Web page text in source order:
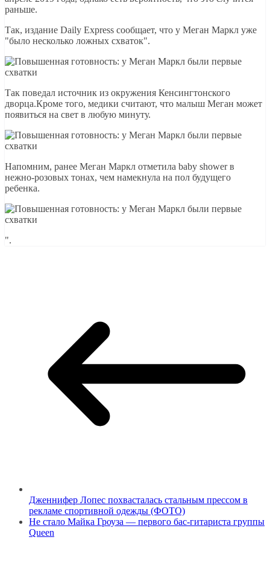
раньше.
Так, издание Daily Express сообщает, что у Меган Маркл уже
"было несколько ложных схваток".
Так поведал источник из окружения Кенсингтонского
дворца.Кроме того, медики считают, что малыш Меган может
появиться на свет в любую минуту.
Напомним, ранее Меган Маркл отметила baby shower в
нежно-розовых тонах, чем намекнула на пол будущего
ребенка.
".
Дженнифер Лопес похвасталась стальным прессом в
рекламе спортивной одежды (ФОТО)
Не стало Майка Гроуза — первого бас-гитариста группы
Queen